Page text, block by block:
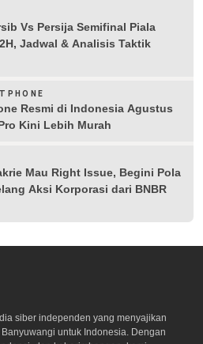
Vs Persija Semifinal Piala
Jadwal & Analisis Taktik
Resmi di Indonesia Agustus
Kini Lebih Murah
Mau Right Issue, Begini Pola
Aksi Korporasi dari BNBR
siber independen yang menyajikan
untuk Indonesia. Dengan